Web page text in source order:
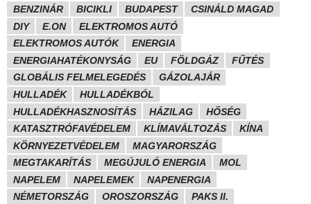
BENZINÁR
BICIKLI BUDAPEST
CSINÁLD MAGAD
DIY
E.ON
ELEKTROMOS AUTÓ
ELEKTROMOS AUTÓK
ENERGIA
ENERGIAHATÉKONYSÁG
EU FÖLDGÁZ
FŰTÉS
GLOBÁLIS FELMELEGEDÉS
GÁZOLAJÁR
HULLADÉK
HULLADÉKBÓL
HULLADÉKHASZNOSÍTÁS
HÁZILAG
HŐSÉG
KATASZTRÓFAVÉDELEM
KLÍMAVÁLTOZÁS
KÍNA
KÖRNYEZETVÉDELEM
MAGYARORSZÁG
MEGTAKARÍTÁS
MEGÚJULÓ ENERGIA
MOL
NAPELEM
NAPELEMEK
NAPENERGIA
NÉMETORSZÁG
OROSZORSZÁG
PAKS II.